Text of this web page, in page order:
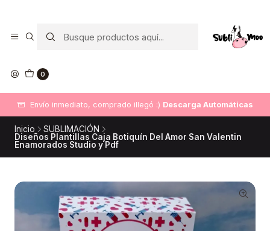
0
Envío inmediato, comprado illegó :) Descarga Automáticas
Inicio
SUBLIMACIÓN
Diseños Plantillas Caja Botiquín Del Amor San Valentin
Enamorados Studio y Pdf